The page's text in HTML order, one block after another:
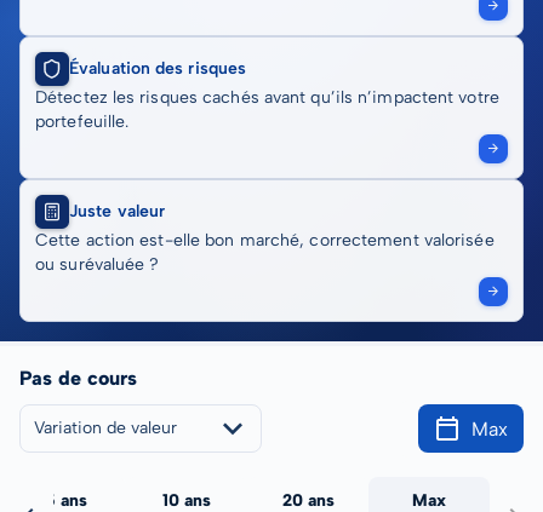
Évaluation des risques
Détectez les risques cachés avant qu’ils n’impactent votre
portefeuille.
Juste valeur
Cette action est-elle bon marché, correctement valorisée
ou surévaluée ?
Pas de cours
Variation de valeur Max
5 ans 10 ans 20 ans Max